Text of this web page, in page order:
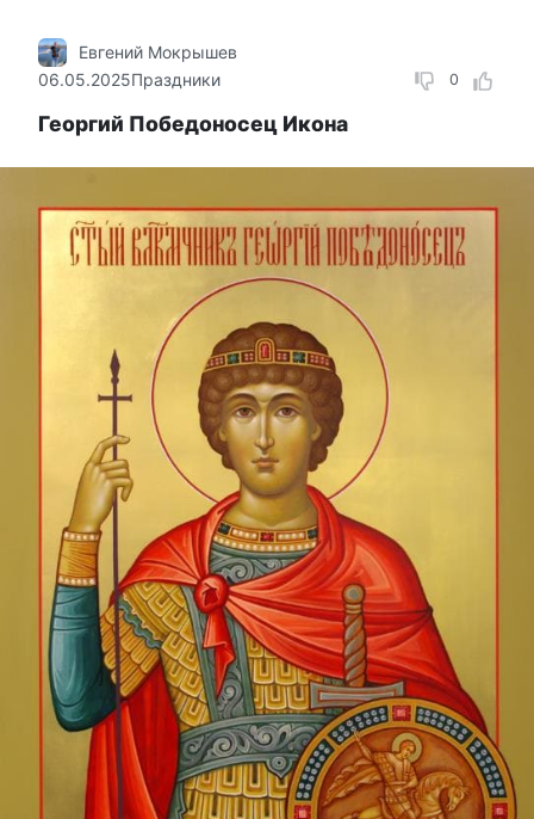
0
Евгений Мокрышев
06.05.2025Праздники
Георгий Победоносец Икона